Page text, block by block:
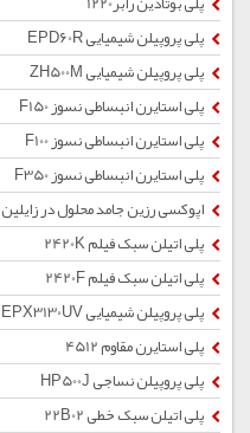
پلی پروپیلن شیمیایی EPD60R
پلی پروپیلن شیمیایی ZH500M
پلی استایرن انبساطی نسوز F150
پلی استایرن انبساطی نسوز F100
پلی استایرن انبساطی نسوز F350
اپوکسی رزین جامد محلول در زایلین
پلی اتیلن سبک فیلم 2420K
پلی اتیلن سبک فیلم 2420F
پلی پروپیلن شیمیایی EPX3130UV
پلی استایرن مقاوم 4512
پلی پروپیلن نساجی HP500J
پلی اتیلن سبک خطی 22B02